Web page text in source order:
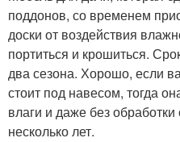
поддонов, со временем
доски от воздействия
портиться и крошиться.
два сезона. Хорошо, если
стоит под навесом, тогда
влаги и даже без
несколько лет.